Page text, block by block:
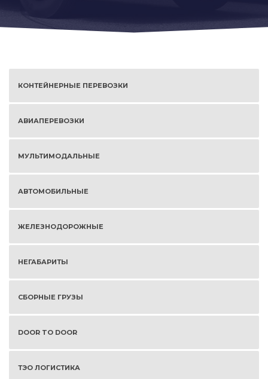
КОНТЕЙНЕРНЫЕ ПЕРЕВОЗКИ
АВИАПЕРЕВОЗКИ
МУЛЬТИМОДАЛЬНЫЕ
АВТОМОБИЛЬНЫЕ
ЖЕЛЕЗНОДОРОЖНЫЕ
НЕГАБАРИТЫ
СБОРНЫЕ ГРУЗЫ
DOOR TO DOOR
ТЭО ЛОГИСТИКА